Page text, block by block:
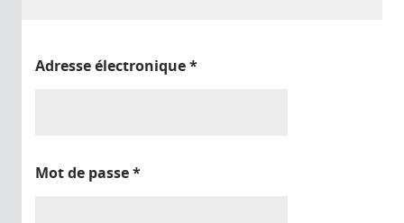
Adresse électronique*
Mot de passe*